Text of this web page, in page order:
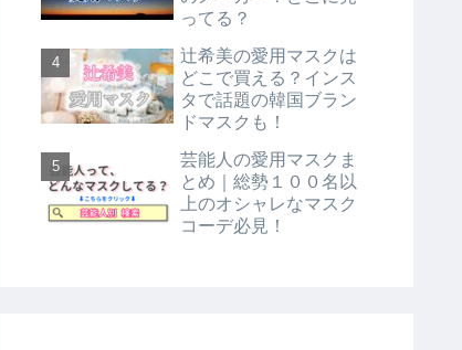
ってる？
辻希美の愛用マスクは
どこで買える？インス
タで話題の韓国ブラン
ドマスクも！
芸能人の愛用マスクま
とめ｜総勢１００名以
上のオシャレなマスク
コーデ必見！